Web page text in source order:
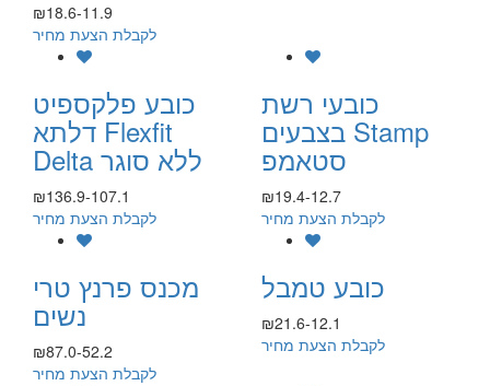
₪18.6-11.9
לקבלת הצעת מחיר
כובעי רשת
בצבעים Stamp
סטאמפ
₪19.4-12.7
לקבלת הצעת מחיר
כובע פלקספיט
דלתא Flexfit
Delta ללא סוגר
₪136.9-107.1
לקבלת הצעת מחיר
כובע טמבל
₪21.6-12.1
לקבלת הצעת מחיר
מכנס פרנץ טרי
נשים
₪87.0-52.2
לקבלת הצעת מחיר